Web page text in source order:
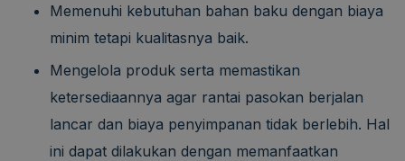
Memenuhi kebutuhan bahan baku dengan biaya
minim tetapi kualitasnya baik.
Mengelola produk serta memastikan
ketersediaannya agar rantai pasokan berjalan
lancar dan biaya penyimpanan tidak berlebih. Hal
ini dapat dilakukan dengan memanfaatkan